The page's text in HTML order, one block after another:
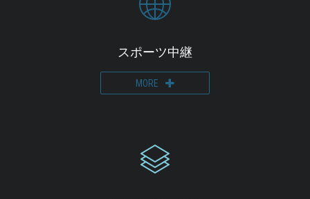
スポーツ中継
MORE